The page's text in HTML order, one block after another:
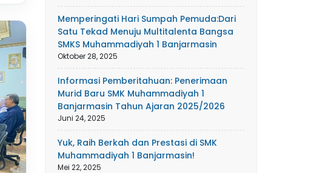
Memperingati Hari Sumpah Pemuda:Dari
Satu Tekad Menuju Multitalenta Bangsa
SMKS Muhammadiyah 1 Banjarmasin
Oktober 28, 2025
Informasi Pemberitahuan: Penerimaan
Murid Baru SMK Muhammadiyah 1
Banjarmasin Tahun Ajaran 2025/2026
Juni 24, 2025
Yuk, Raih Berkah dan Prestasi di SMK
Muhammadiyah 1 Banjarmasin!
Mei 22, 2025